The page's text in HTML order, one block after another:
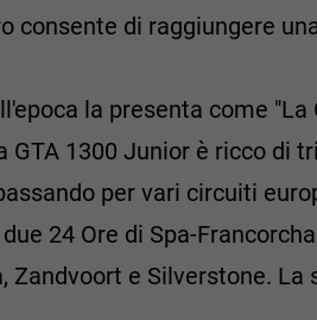
consente di raggiungere
la presenta come
GTA 1300 Junior è ricco di
per vari circuiti
due 24 Ore di Spa-
Zandvoort e Silverstone.